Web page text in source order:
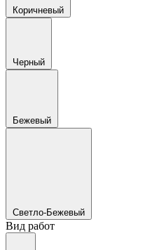
Коричневый
Черный
Бежевый
Светло-Бежевый
Вид работ